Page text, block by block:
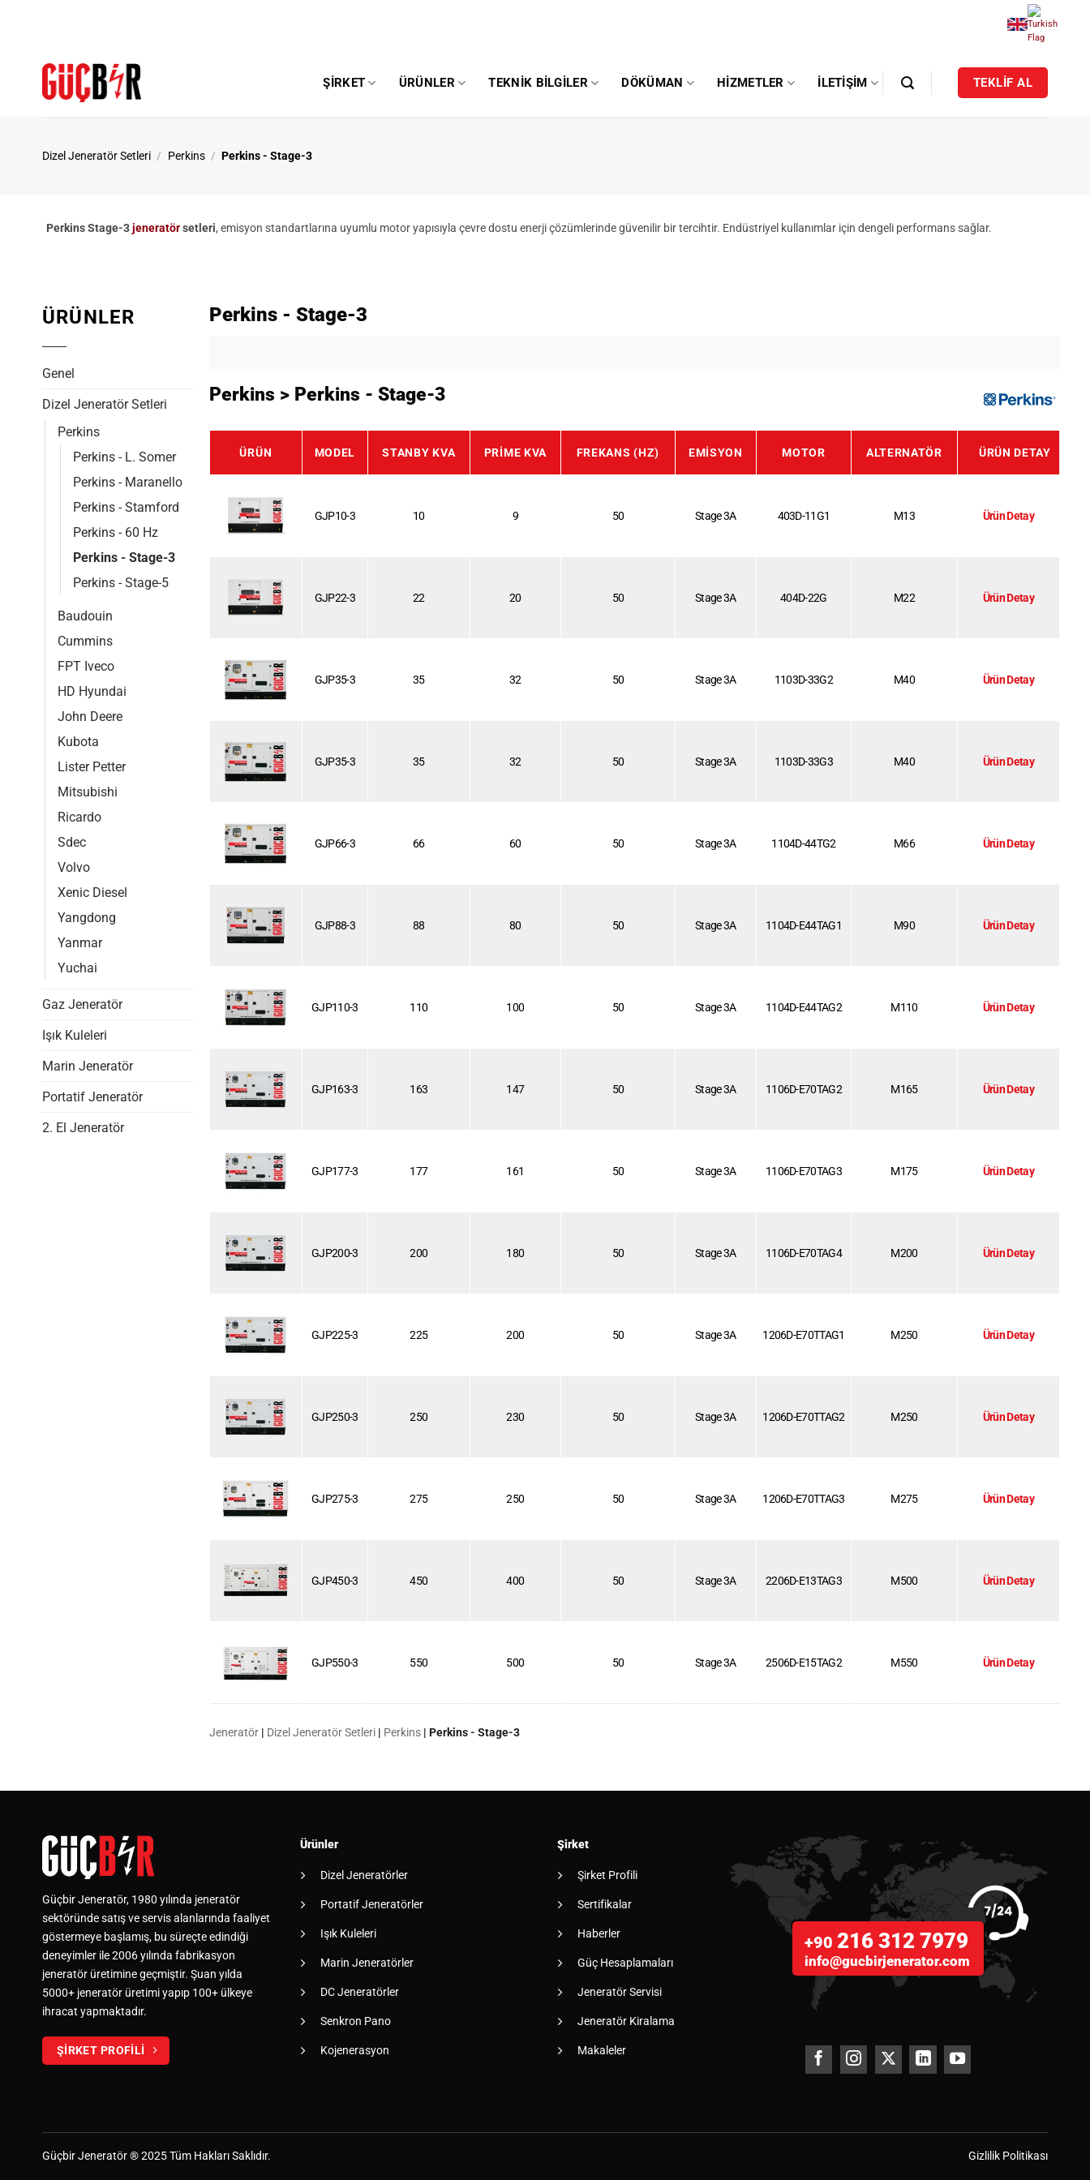
ŞIRKET ÜRÜNLER TEKNIK BILGILER DÖKÜMAN HIZMETLER İLETIŞIM TEKLİF AL
Dizel Jeneratör Setleri / Perkins / Perkins - Stage-3
Perkins Stage-3jeneratörsetleri, emisyon standartlarına uyumlu motor yapısıyla çevre dostu enerji çözümlerinde güvenilir bir tercihtir. Endüstriyel kullanımlar için dengeli performans sağlar.
ÜRÜNLER
Genel
Dizel Jeneratör Setleri
Perkins
Perkins - L. Somer
Perkins - Maranello
Perkins - Stamford
Perkins - 60 Hz
Perkins - Stage-3
Perkins - Stage-5
Baudouin
Cummins
FPT Iveco
HD Hyundai
John Deere
Kubota
Lister Petter
Mitsubishi
Ricardo
Sdec
Volvo
Xenic Diesel
Yangdong
Yanmar
Yuchai
Gaz Jeneratör
Işık Kuleleri
Marin Jeneratör
Portatif Jeneratör
2. El Jeneratör
Jeneratör | Dizel Jeneratör Setleri | Perkins | Perkins - Stage-3
Perkins - Stage-3
Perkins > Perkins - Stage-3
ÜRÜN MODEL STANBY KVA PRIME KVA FREKANS (HZ) EMISYON MOTOR ALTERNATÖR ÜRÜN DETAY
GJP10-3 10 9 50 Stage 3A 403D-11G1 M13 Ürün Detay
GJP22-3 22 20 50 Stage 3A 404D-22G M22 Ürün Detay
GJP35-3 35 32 50 Stage 3A 1103D-33G2 M40 Ürün Detay
GJP35-3 35 32 50 Stage 3A 1103D-33G3 M40 Ürün Detay
GJP66-3 66 60 50 Stage 3A 1104D-44TG2 M66 Ürün Detay
GJP88-3 88 80 50 Stage 3A 1104D-E44TAG1 M90 Ürün Detay
GJP110-3 110 100 50 Stage 3A 1104D-E44TAG2 M110 Ürün Detay
GJP163-3 163 147 50 Stage 3A 1106D-E70TAG2 M165 Ürün Detay
GJP177-3 177 161 50 Stage 3A 1106D-E70TAG3 M175 Ürün Detay
GJP200-3 200 180 50 Stage 3A 1106D-E70TAG4 M200 Ürün Detay
GJP225-3 225 200 50 Stage 3A 1206D-E70TTAG1 M250 Ürün Detay
GJP250-3 250 230 50 Stage 3A 1206D-E70TTAG2 M250 Ürün Detay
GJP275-3 275 250 50 Stage 3A 1206D-E70TTAG3 M275 Ürün Detay
GJP450-3 450 400 50 Stage 3A 2206D-E13TAG3 M500 Ürün Detay
GJP550-3 550 500 50 Stage 3A 2506D-E15TAG2 M550 Ürün Detay
Güçbir Jeneratör, 1980 yılında jeneratör
sektöründe satış ve servis alanlarında faaliyet
göstermeye başlamış, bu süreçte edindiği
deneyimler ile 2006 yılında fabrikasyon
jeneratör üretimine geçmiştir. Şuan yılda
5000+ jeneratör üretimi yapıp 100+ ülkeye
ihracat yapmaktadır.
ŞİRKET PROFİLİ
Ürünler
Dizel Jeneratörler
Portatif Jeneratörler
Işık Kuleleri
Marin Jeneratörler
DC Jeneratörler
Senkron Pano
Kojenerasyon
Şirket
Şirket Profili
Sertifikalar
Haberler
Güç Hesaplamaları
Jeneratör Servisi
Jeneratör Kiralama
Makaleler
+90216 312 7979
info@gucbirjenerator.com
GüçbirJeneratör® 2025 Tüm Hakları Saklıdır. Gizlilik Politikası